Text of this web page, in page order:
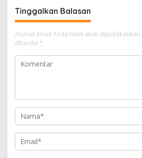
a
s
i
p
o
Tinggalkan Balasan
Alamat email Anda tidak akan dipublikasikan.
ditandai *